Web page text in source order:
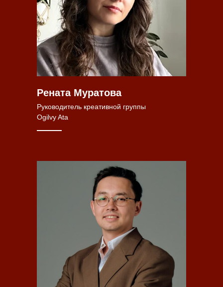
Рената Муратова
Руководитель креативной группы
Ogilvy Ata